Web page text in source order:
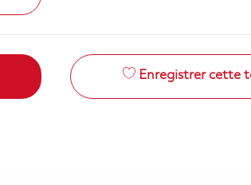
Enregistrer cette